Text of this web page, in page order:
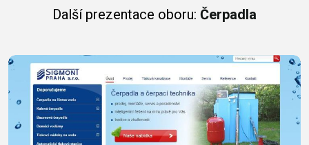
Další prezentace oboru: Čerpadla